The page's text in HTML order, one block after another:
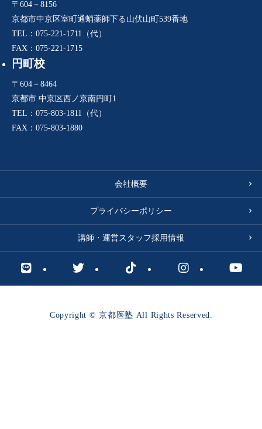
〒604－8156
京都市中京区室町通蛸薬師下る山伏山町539番地
TEL：075-221-1711（代）
FAX：075-221-1715
円町校
〒604－8464
京都市 中京区西ノ京南円町1
TEL：075-803-1811（代）
FAX：075-803-1880
会社概要
プライバシーポリシー
講師・運営スタッフ採用情報
Copyright © 京都医塾 All Rights Reserved.